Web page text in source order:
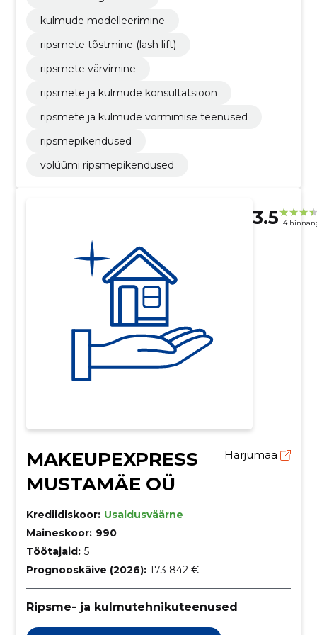
kulmude modelleerimine
ripsmete tõstmine (lash lift)
ripsmete värvimine
ripsmete ja kulmude konsultatsioon
ripsmete ja kulmude vormimise teenused
ripsmepikendused
volüümi ripsmepikendused
3.5 4
MAKEUPEXPRESS
MUSTAMÄE OÜ
Harjumaa
Krediidiskoor: Usaldusväärne
Maineskoor: 990
Töötajaid: 5
Prognooskäive (2026): 173 842 €
Ripsme- ja kulmutehnikuteenused